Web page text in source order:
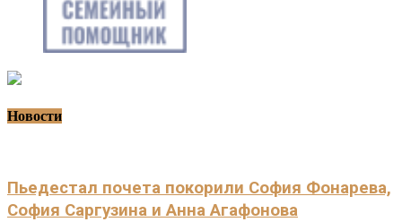
Новости
Пьедестал почета покорили София Фонарева,
София Саргузина и Анна Агафонова